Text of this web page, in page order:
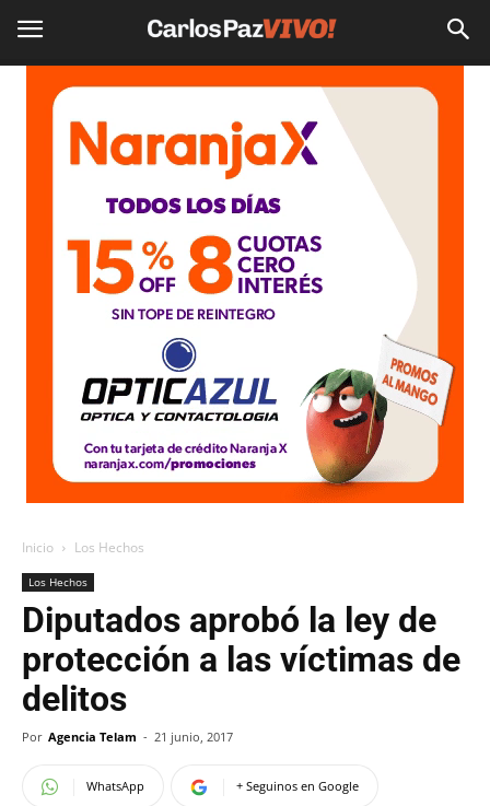
Inicio Los Hechos
Los Hechos
Diputados aprobó la ley de
protección a las víctimas de
delitos
Por Agencia Telam - 21 junio, 2017
WhatsApp + Seguinos en Google